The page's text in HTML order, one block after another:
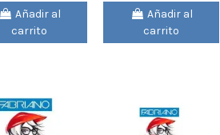
Añadir al
carrito
Añadir al
carrito